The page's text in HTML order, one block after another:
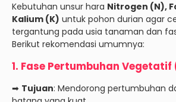
Kebutuhan unsur hara Nitrogen (N),
Kalium (K) untuk pohon durian agar
tergantung pada usia tanaman dan
Berikut rekomendasi umumnya:
1. Fase Pertumbuhan
➡ Tujuan: Mendorong pertumbuhan